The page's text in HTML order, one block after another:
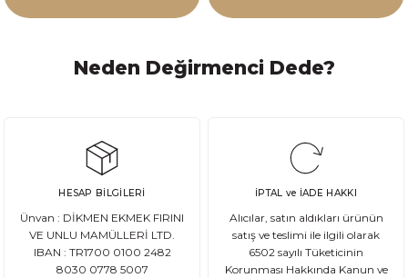
Neden Değirmenci Dede?
HESAP BİLGİLERİ
Ünvan : DİKMEN EKMEK FIRINI
VE UNLU MAMÜLLERİ LTD.
IBAN : TR1700 0100 2482
8030 0778 5007
İPTAL ve İADE HAKKI
Alıcılar, satın aldıkları ürünün
satış ve teslimi ile ilgili olarak
6502 sayılı Tüketicinin
Korunması Hakkında Kanun ve